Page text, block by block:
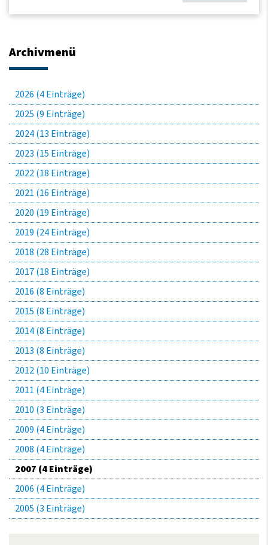
Archivmenü
2026 (4 Einträge)
2025 (9 Einträge)
2024 (13 Einträge)
2023 (15 Einträge)
2022 (18 Einträge)
2021 (16 Einträge)
2020 (19 Einträge)
2019 (24 Einträge)
2018 (28 Einträge)
2017 (18 Einträge)
2016 (8 Einträge)
2015 (8 Einträge)
2014 (8 Einträge)
2013 (8 Einträge)
2012 (10 Einträge)
2011 (4 Einträge)
2010 (3 Einträge)
2009 (4 Einträge)
2008 (4 Einträge)
2007 (4 Einträge)
2006 (4 Einträge)
2005 (3 Einträge)